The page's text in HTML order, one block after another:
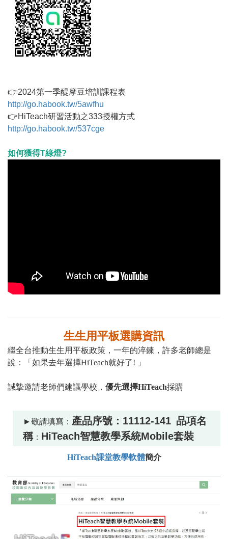
👉2024第一季醍摩豆培訓課程表
http://go.habook.tw/5awfhu
👉HiTeach研習活動之333授權方式
http://go.habook.tw/537cge
如何獲得T綠燈?
生生用平板選購資訊
繼全台推動生生用平板政策，一年的淬鍊，許多老師總是
說：「如果去年選擇HiTeach就好了! 」
誠摯邀請老師們建議學校， 優先選擇HiTeach採購
►敬請填寫： 產品序號： 11112-141 品項名
稱： HiTeach智慧教學系統Mobile套裝
HiTeach課堂教學軟體簡介